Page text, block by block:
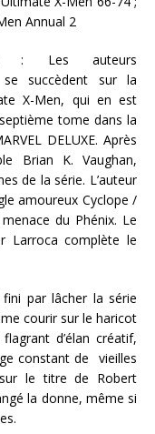
Annual 2
: Les auteurs
se succèdent sur la
X-Men, qui en est
tome dans la
DELUXE. Après
Brian K. Vaughan,
de la série. L’auteur
amoureux Cyclope /
du Phénix. Le
Larroca complète le
fini par lâcher la série
courir sur le haricot
d’élan créatif,
constant de vieilles
le titre de Robert
la donne, même si